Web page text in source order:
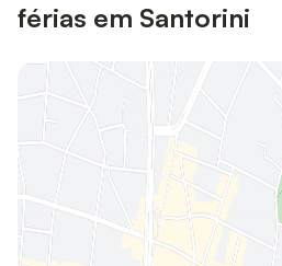
férias em Santorini